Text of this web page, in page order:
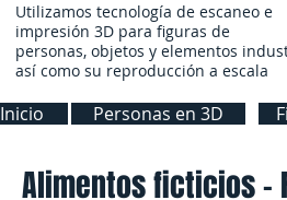
Utilizamos tecnología de escaneo e
impresión 3D para figuras de
personas, objetos y elementos
así como su reproducción a escala
Inicio Personas en 3D
Alimentos ficticios -